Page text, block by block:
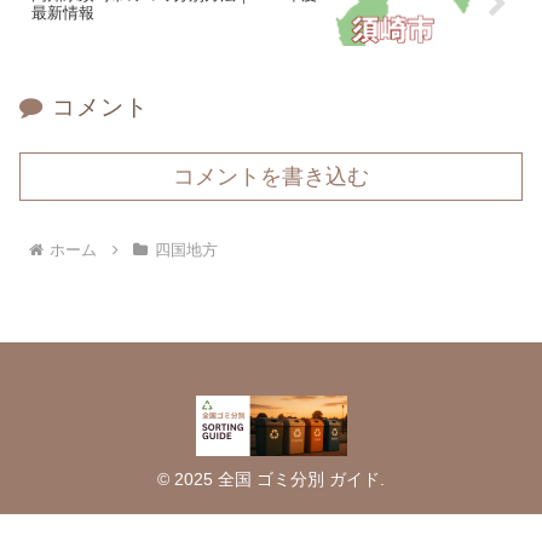
最新情報
コメント
コメントを書き込む
ホーム 四国地方
© 2025 全国 ゴミ分別 ガイド.